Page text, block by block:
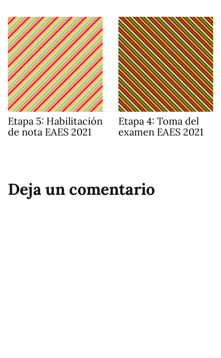
Etapa 5: Habilitación
de nota EAES 2021
Etapa 4: Toma del
examen EAES 2021
Deja un comentario